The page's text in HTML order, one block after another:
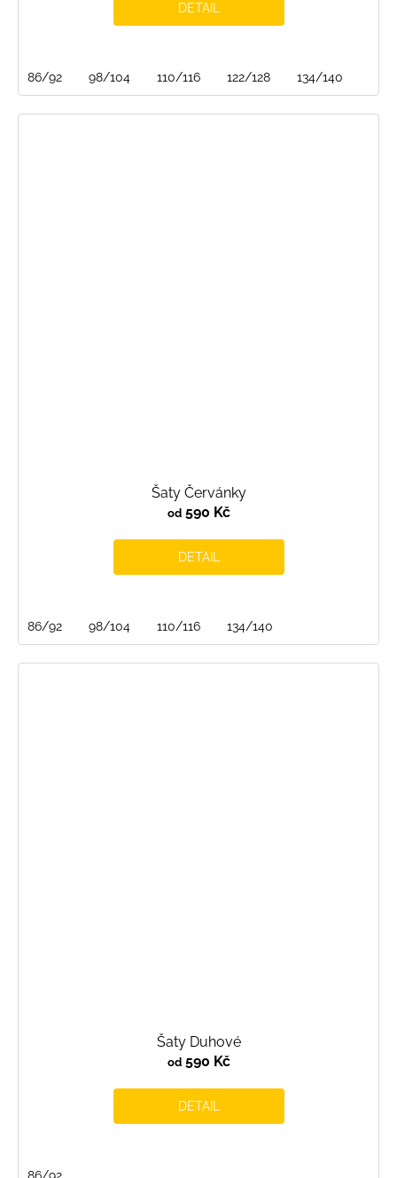
DETAIL
86/92 98/104 110/116 122/128 134/140
Šaty Červánky
od590 Kč
DETAIL
86/92 98/104 110/116 134/140
Šaty Duhové
od590 Kč
DETAIL